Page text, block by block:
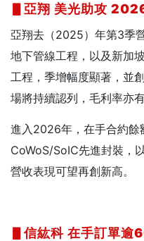
▋亞翔 美光助攻
亞翔去（2025）年第3季
地下管線工程，以及新加
工程，季增幅度顯著，並
場將持續認列，毛利率亦有
進入2026年，在手合約餘
CoWoS/SoIC先進封裝，
營收表現可望再創新高。
▋信紘科 在手訂單逾